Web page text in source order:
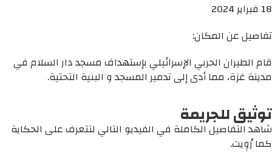
18 فبراير 2024
تفاصيل عن المكان:
قام الطيران الحربي الإسرائيلي بإستهداف مسجد دار السلام في
مدينة غزة، مما أدى إلى تدمير المسجد و البنية التحتية.
توثيق للجريمة
شاهد التفاصيل الكاملة في الفيديو التالي لتتعرف على الحكاية
كما رُوِيت.